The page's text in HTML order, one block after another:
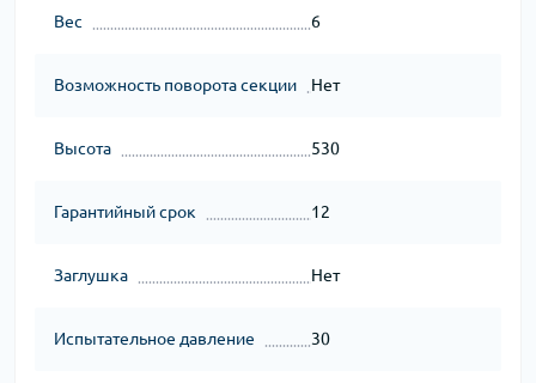
Вес 6
Возможность поворота секции Нет
Высота 530
Гарантийный срок 12
Заглушка Нет
Испытательное давление 30